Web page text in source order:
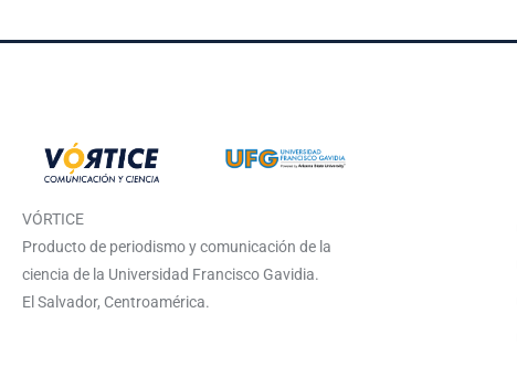
VÓRTICE
Producto de periodismo y comunicación de la
ciencia de la Universidad Francisco Gavidia.
El Salvador, Centroamérica.